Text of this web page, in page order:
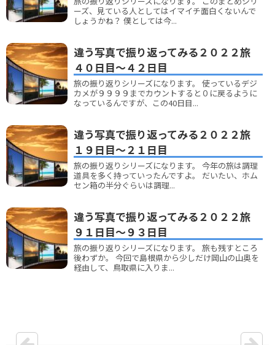
ーズ、見ている人としてはイマイチ面白くないんで
しょうかね？ 僕としては今...
違う写真で振り返ってみる２０２２旅
４０日目～４２日目
旅の振り返りシリーズになります。 使っているデジ
カメが９９９９までカウントすると０に戻るように
なっているんですが、この40日目...
違う写真で振り返ってみる２０２２旅
１９日目～２１日目
旅の振り返りシリーズになります。 今年の旅は調理
道具を多く持っていったんですよ。 だいたい、ホム
セン箱の半分ぐらいは調理...
違う写真で振り返ってみる２０２２旅
９１日目～９３日目
旅の振り返りシリーズになります。 旅も残すところ
後わずか。 今回で島根県から少しだけ岡山の山奥を
経由して、鳥取県に入りま...